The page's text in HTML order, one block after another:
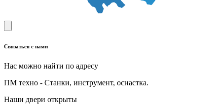
Связаться с нами
Нас можно найти по адресу
ПМ техно - Станки, инструмент, оснастка.
Наши двери открыты